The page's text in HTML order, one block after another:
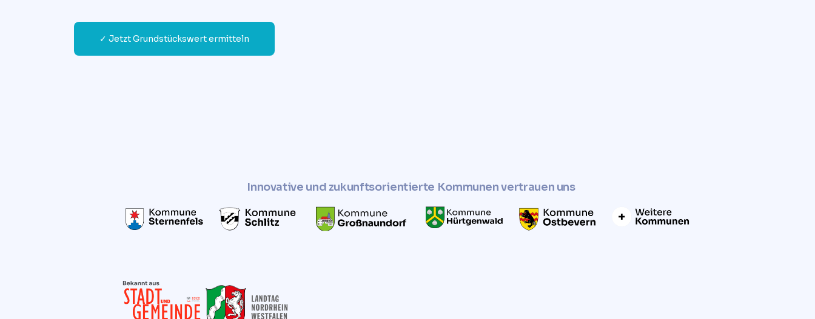
✓ Jetzt Grundstückswert ermitteln
Innovative und zukunftsorientierte Kommunen vertrauen uns